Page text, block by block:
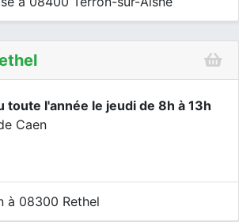
toute l'année le jeudi de 8h à 13h
Caen
à 08300 Rethel